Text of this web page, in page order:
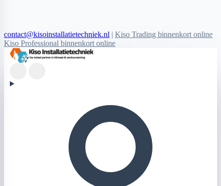
contact@kisoinstallatietechniek.nl | Kiso Trading binnenkort online
Kiso Professional binnenkort online